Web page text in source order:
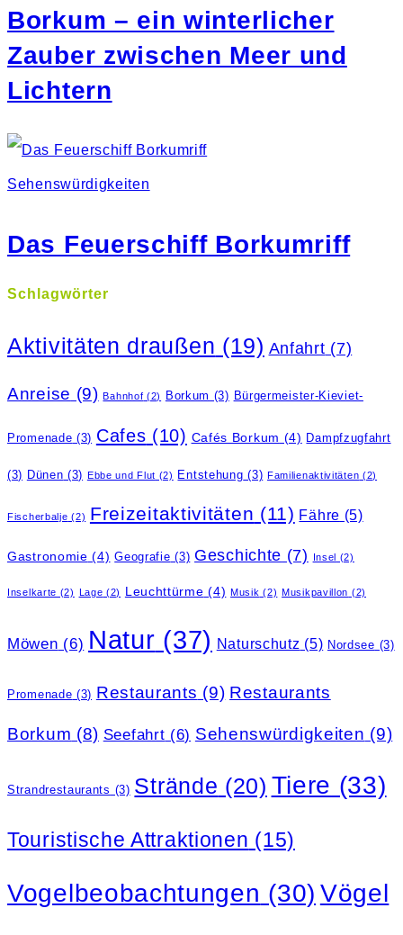
Borkum – ein winterlicher
Zauber zwischen Meer und
Lichtern
Sehenswürdigkeiten
Das Feuerschiff Borkumriff
Schlagwörter
Aktivitäten draußen (19) Anfahrt (7)
Anreise (9) Bahnhof (2) Borkum (3) Bürgermeister-Kieviet-
Promenade (3) Cafes (10) Cafés Borkum (4) Dampfzugfahrt
(3) Dünen (3) Ebbe und Flut (2) Entstehung (3) Familienaktivitäten (2)
Fischerbalje (2) Freizeitaktivitäten (11) Fähre (5)
Gastronomie (4) Geografie (3) Geschichte (7) Insel (2)
Inselkarte (2) Lage (2) Leuchttürme (4) Musik (2) Musikpavillon (2)
Möwen (6) Natur (37) Naturschutz (5) Nordsee (3)
Promenade (3) Restaurants (9) Restaurants
Borkum (8) Seefahrt (6) Sehenswürdigkeiten (9)
Strandrestaurants (3) Strände (20) Tiere (33)
Touristische Attraktionen (15)
Vogelbeobachtungen (30) Vögel